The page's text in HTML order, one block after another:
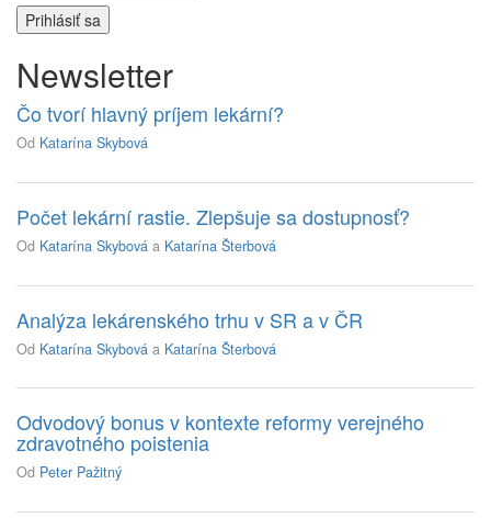
Newsletter
Čo tvorí hlavný príjem lekární?
Od Katarína Skybová
Počet lekární rastie. Zlepšuje sa dostupnosť?
Od Katarína Skybová a Katarína Šterbová
Analýza lekárenského trhu v SR a v ČR
Od Katarína Skybová a Katarína Šterbová
Odvodový bonus v kontexte reformy verejného
zdravotného poistenia
Od Peter Pažitný